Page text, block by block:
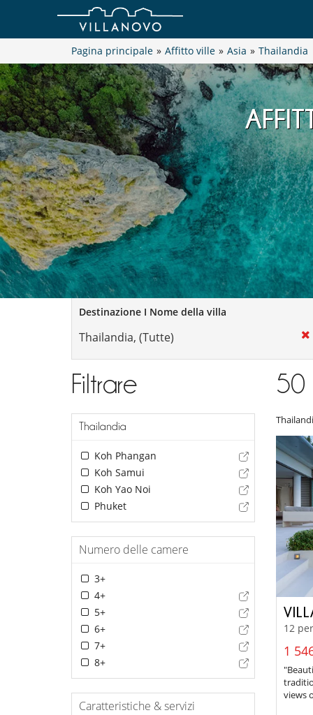
Pagina principale » Affitto ville » Asia » Thailandia
Destinazione I Nome della villa
Filtrare
Thailandia
Koh Phangan
Koh Samui
Koh Yao Noi
Phuket
Numero delle camere
3+
4+
5+
6+
7+
8+
Caratteristiche & servizi
50
12
1
views